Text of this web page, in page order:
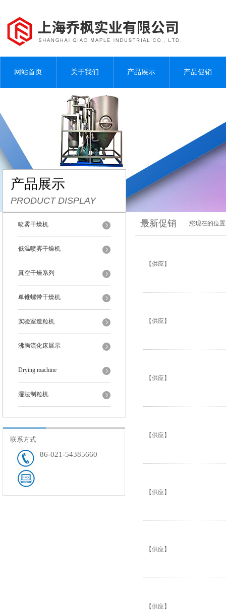
网站首页 关于我们 产品展示 产品促销
产品展示
PRODUCT DISPLAY
喷雾干燥机
低温喷雾干燥机
真空干燥系列
单锥螺带干燥机
实验室造粒机
沸腾流化床展示
Drying machine
湿法制粒机
联系方式
86-021-54385660
最新促销 您现在的位
【供应】
【供应】
【供应】
【供应】
【供应】
【供应】
【供应】